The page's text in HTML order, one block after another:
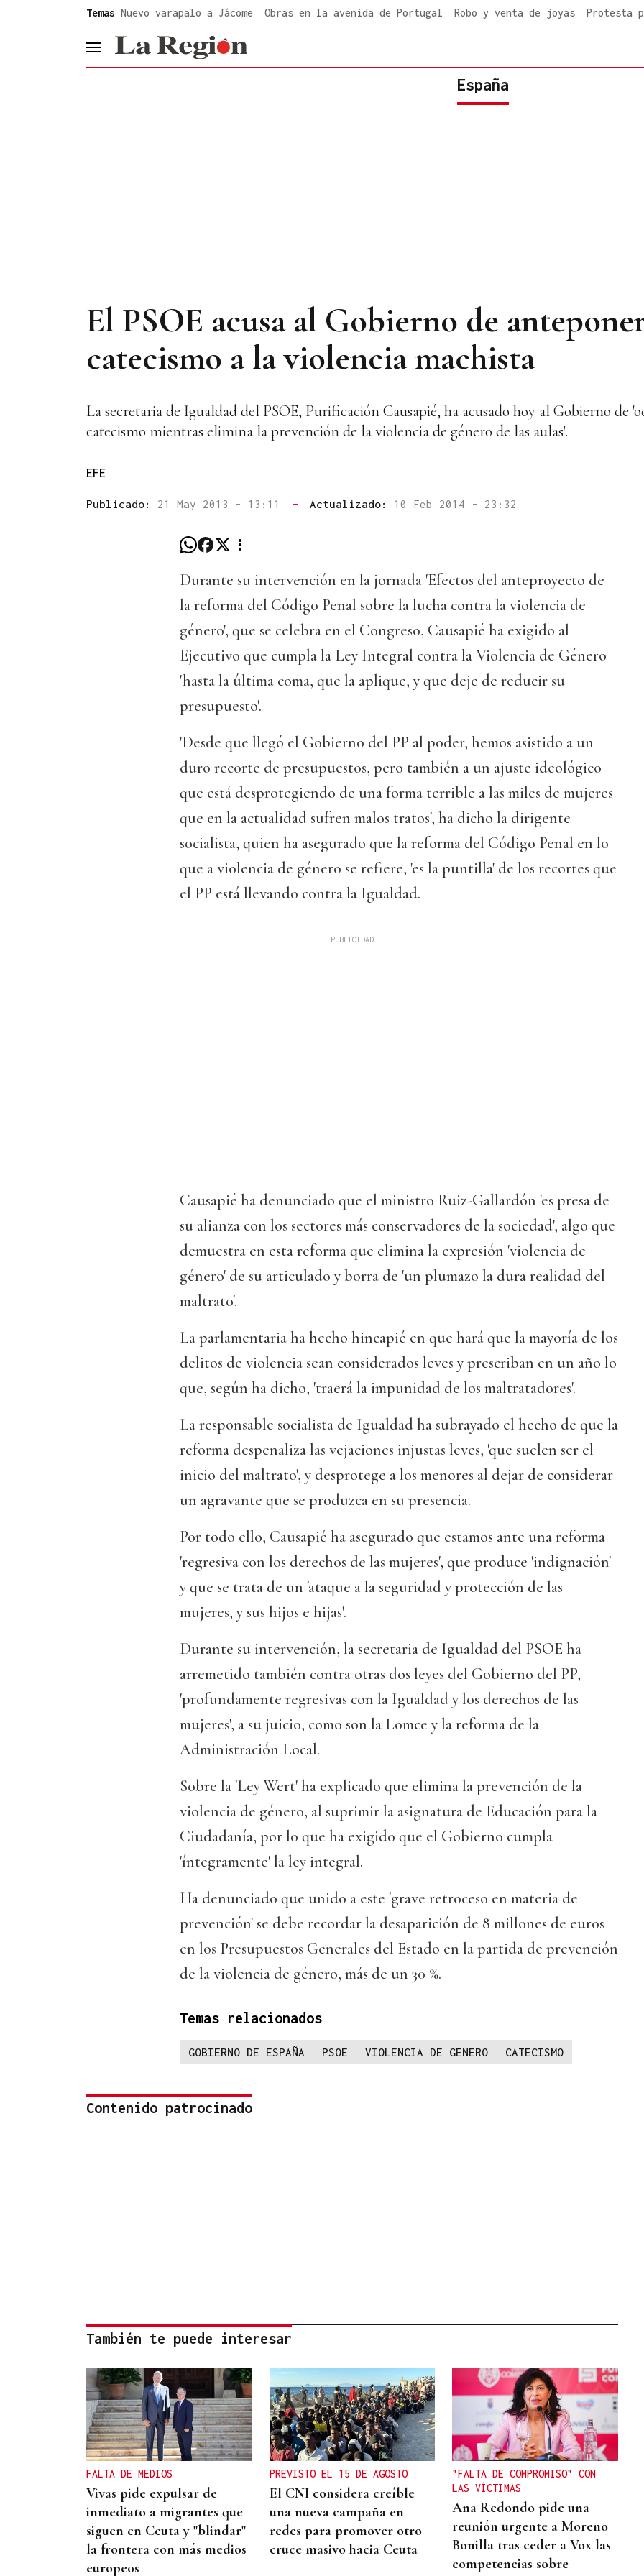
Temas Nuevo varapalo a Jácome Obras en la avenida de Portugal Robo y venta de joyas Protesta
header.menu.open
España
El PSOE acusa al Gobierno de
catecismo a la violencia machista
La secretaria de Igualdad del PSOE, Purificación Causapié, ha acusado hoy al Gobierno de
catecismo mientras elimina la prevención de la violencia de género de las aulas'.
EFE
Publicado: 21 May 2013 - 13:11 — Actualizado: 10 Feb 2014 - 23:32
Durante su intervención en la jornada 'Efectos del anteproyecto de
la reforma del Código Penal sobre la lucha contra la violencia de
género', que se celebra en el Congreso, Causapié ha exigido al
Ejecutivo que cumpla la Ley Integral contra la Violencia de Género
'hasta la última coma, que la aplique, y que deje de reducir su
presupuesto'.
'Desde que llegó el Gobierno del PP al poder, hemos asistido a un
duro recorte de presupuestos, pero también a un ajuste ideológico
que está desprotegiendo de una forma terrible a las miles de mujeres
que en la actualidad sufren malos tratos', ha dicho la dirigente
socialista, quien ha asegurado que la reforma del Código Penal en lo
que a violencia de género se refiere, 'es la puntilla' de los recortes que
el PP está llevando contra la Igualdad.
Causapié ha denunciado que el ministro Ruiz-Gallardón 'es presa de
su alianza con los sectores más conservadores de la sociedad', algo que
demuestra en esta reforma que elimina la expresión 'violencia de
género' de su articulado y borra de 'un plumazo la dura realidad del
maltrato'.
La parlamentaria ha hecho hincapié en que hará que la mayoría de los
delitos de violencia sean considerados leves y prescriban en un año lo
que, según ha dicho, 'traerá la impunidad de los maltratadores'.
La responsable socialista de Igualdad ha subrayado el hecho de que la
reforma despenaliza las vejaciones injustas leves, 'que suelen ser el
inicio del maltrato', y desprotege a los menores al dejar de considerar
un agravante que se produzca en su presencia.
Por todo ello, Causapié ha asegurado que estamos ante una reforma
'regresiva con los derechos de las mujeres', que produce 'indignación'
y que se trata de un 'ataque a la seguridad y protección de las
mujeres, y sus hijos e hijas'.
Durante su intervención, la secretaria de Igualdad del PSOE ha
arremetido también contra otras dos leyes del Gobierno del PP,
'profundamente regresivas con la Igualdad y los derechos de las
mujeres', a su juicio, como son la Lomce y la reforma de la
Administración Local.
Sobre la 'Ley Wert' ha explicado que elimina la prevención de la
violencia de género, al suprimir la asignatura de Educación para la
Ciudadanía, por lo que ha exigido que el Gobierno cumpla
'íntegramente' la ley integral.
Ha denunciado que unido a este 'grave retroceso en materia de
prevención' se debe recordar la desaparición de 8 millones de euros
en los Presupuestos Generales del Estado en la partida de prevención
de la violencia de género, más de un 30 %.
Temas relacionados
GOBIERNO DE ESPAÑA PSOE VIOLENCIA DE GENERO CATECISMO
Contenido patrocinado
También te puede interesar
FALTA DE MEDIOS
Vivas pide expulsar de
inmediato a migrantes que
siguen en Ceuta y "blindar"
la frontera con más medios
europeos
PREVISTO EL 15 DE AGOSTO
El CNI considera creíble
una nueva campaña en
redes para promover otro
cruce masivo hacia Ceuta
"FALTA DE COMPROMISO" CON
LAS VÍCTIMAS
Ana Redondo pide una
reunión urgente a Moreno
Bonilla tras ceder a Vox las
competencias sobre